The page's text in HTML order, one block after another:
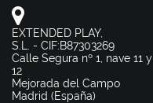
EXTENDED PLAY,
S.L. - CIF:B87303269
Calle Segura nº 1, nave 11 y
12
Mejorada del Campo
Madrid (España)